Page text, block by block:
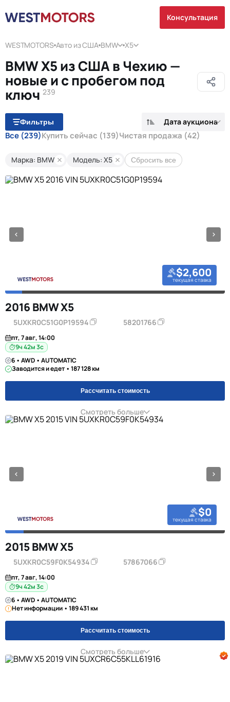
Консультация
WESTMOTORS Авто из США BMW X5
BMW X5 из США в Чехию —
новые и с пробегом под
ключ 239
Фильтры Дата аукциона
Все (239)Купить сейчас (139)Чистая продажа (42)
Марка: BMW Модель: X5 Сбросить все
$2,600
текущая ставка
2016 BMW X5
5UXKR0C51G0P19594 58201766
пт, 7 авг, 14:00
9ч 42м 2с
6 • AWD • AUTOMATIC
Заводится и едет • 187 128 км
Рассчитать стоимость
Смотреть больше
$0
текущая ставка
2015 BMW X5
5UXKR0C59F0K54934 57867066
пт, 7 авг, 14:00
9ч 42м 2с
6 • AWD • AUTOMATIC
Нет информации • 189 431 км
Рассчитать стоимость
Смотреть больше